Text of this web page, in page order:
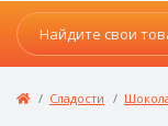
Сладости